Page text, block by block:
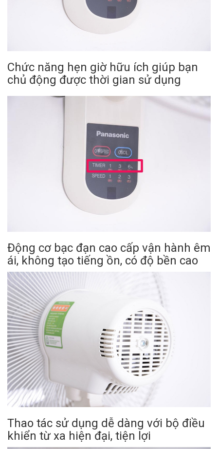
Chức năng hẹn giờ hữu ích giúp bạn
chủ động được thời gian sử dụng
Động cơ bạc đạn cao cấp vận hành êm
ái, không tạo tiếng ồn, có độ bền cao
Thao tác sử dụng dễ dàng với bộ điều
khiển từ xa hiện đại, tiện lợi